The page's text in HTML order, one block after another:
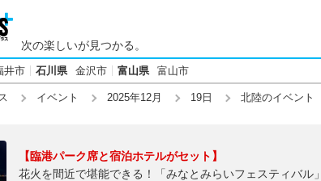
次の楽しいが見つかる。
井市 石川県 金沢市 富山県 富山市
イベント 2025年12月 19日 北陸のイベント
【臨港パーク席と宿泊ホテルがセット】
花火を間近で堪能できる！「みなとみらいフェスティバル